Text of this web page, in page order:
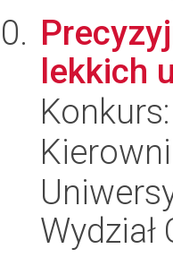
lekkich
Konkurs:
Wydział